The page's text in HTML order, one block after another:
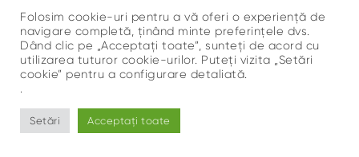
Folosim cookie-uri pentru a vă oferi o experiență de
navigare completă, ținând minte preferințele dvs.
Dând clic pe „Acceptați toate”, sunteți de acord cu
utilizarea tuturor cookie-urilor. Puteți vizita „Setări
cookie” pentru a configurare detaliată.
.
Setări Acceptați toate